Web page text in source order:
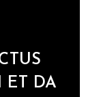
ET DA